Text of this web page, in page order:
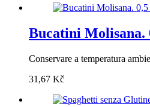
Bucatini Molisana.
Conservare a temperatura
31,67 Kč